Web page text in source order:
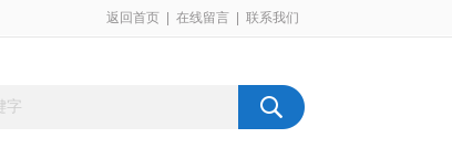
返回首页 在线留言 联系我们